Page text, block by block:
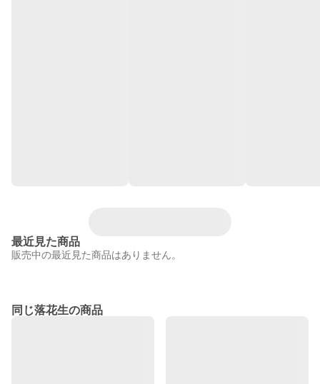
最近見た商品
販売中の最近見た商品はありません。
同じ落花生の商品